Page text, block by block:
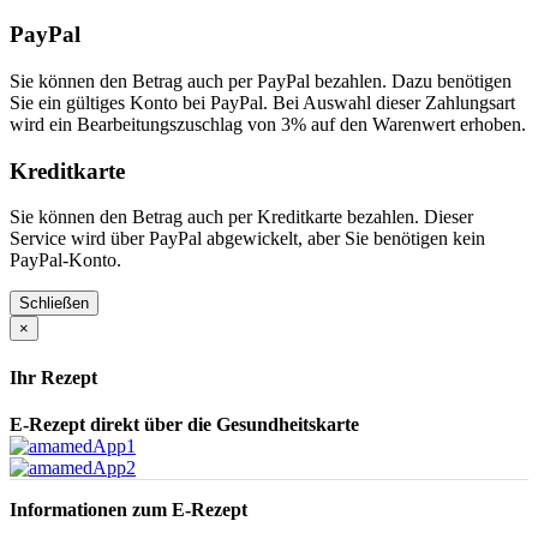
PayPal
Sie können den Betrag auch per PayPal bezahlen. Dazu benötigen
Sie ein gültiges Konto bei PayPal. Bei Auswahl dieser Zahlungsart
wird ein Bearbeitungszuschlag von 3% auf den Warenwert erhoben.
Kreditkarte
Sie können den Betrag auch per Kreditkarte bezahlen. Dieser
Service wird über PayPal abgewickelt, aber Sie benötigen kein
PayPal-Konto.
Schließen
×
Ihr Rezept
E-Rezept direkt über die Gesundheitskarte
Informationen zum E-Rezept